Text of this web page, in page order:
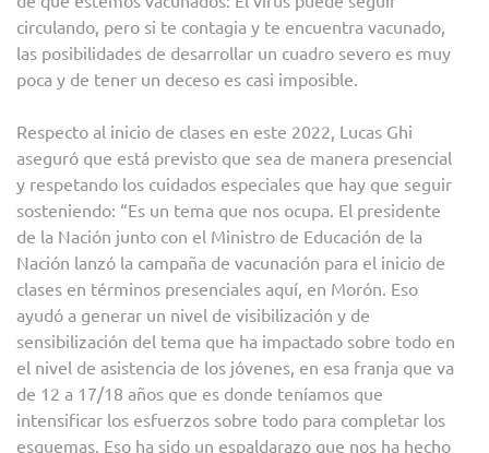
circulando, pero si te contagia y te encuentra vacunado,
las posibilidades de desarrollar un cuadro severo es muy
poca y de tener un deceso es casi imposible.
Respecto al inicio de clases en este 2022, Lucas Ghi
aseguró que está previsto que sea de manera presencial
y respetando los cuidados especiales que hay que seguir
sosteniendo: “Es un tema que nos ocupa. El presidente
de la Nación junto con el Ministro de Educación de la
Nación lanzó la campaña de vacunación para el inicio de
clases en términos presenciales aquí, en Morón. Eso
ayudó a generar un nivel de visibilización y de
sensibilización del tema que ha impactado sobre todo en
el nivel de asistencia de los jóvenes, en esa franja que va
de 12 a 17/18 años que es donde teníamos que
intensificar los esfuerzos sobre todo para completar los
esquemas. Eso ha sido un espaldarazo que nos ha hecho